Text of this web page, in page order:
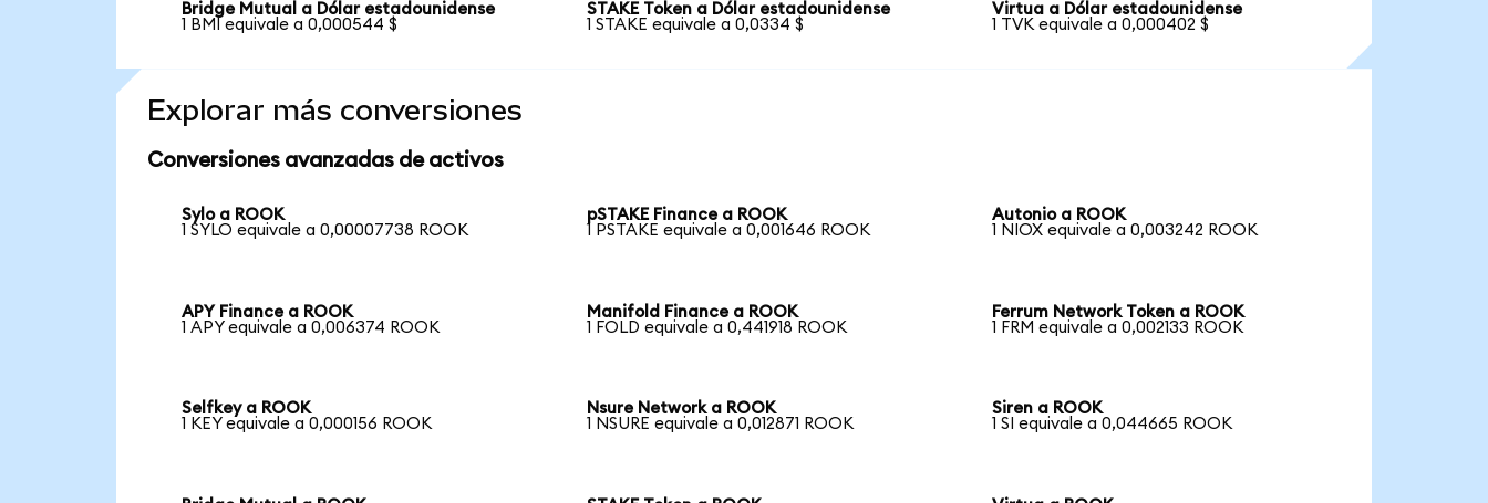
Bridge Mutual a Dólar estadounidense
1 BMI equivale a 0,000544 $
STAKE Token a Dólar estadounidense
1 STAKE equivale a 0,0334 $
Virtua a Dólar estadounidense
1 TVK equivale a 0,000402 $
Explorar más conversiones
Conversiones avanzadas de activos
Sylo a ROOK
1 SYLO equivale a 0,00007738 ROOK
pSTAKE Finance a ROOK
1 PSTAKE equivale a 0,001646 ROOK
Autonio a ROOK
1 NIOX equivale a 0,003242 ROOK
APY Finance a ROOK
1 APY equivale a 0,006374 ROOK
Manifold Finance a ROOK
1 FOLD equivale a 0,441918 ROOK
Ferrum Network Token a ROOK
1 FRM equivale a 0,002133 ROOK
Selfkey a ROOK
1 KEY equivale a 0,000156 ROOK
Nsure Network a ROOK
1 NSURE equivale a 0,012871 ROOK
Siren a ROOK
1 SI equivale a 0,044665 ROOK